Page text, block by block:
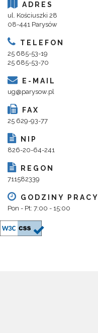
ADRES
ul. Kościuszki 28
08-441 Parysów
TELEFON
25 685-53-19
25 685-53-70
E-MAIL
ug@parysow.pl
FAX
25 629-93-77
NIP
826-20-64-241
REGON
711582339
GODZINY PRACY
Pon - Pt: 7:00 - 15:00